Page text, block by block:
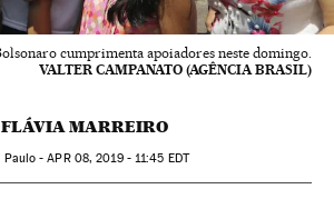
cumprimenta apoiadores neste domingo.
VALTER CAMPANATO (AGÊNCIA BRASIL)
FLÁVIA MARREIRO
Paulo -APR08, 2019 - 11:45 EDT